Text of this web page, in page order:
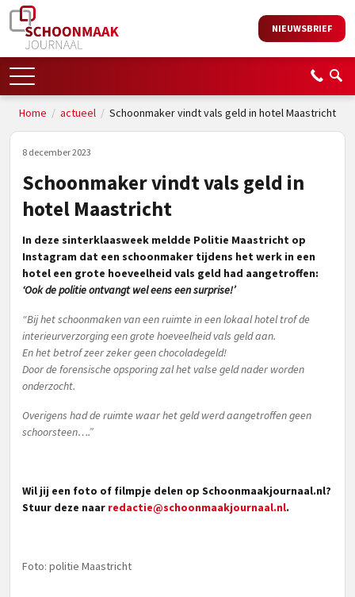
NIEUWSBRIEF
Home / actueel / Schoonmaker vindt vals geld in hotel Maastricht
8 december 2023
Schoonmaker vindt vals geld in
hotel Maastricht
In deze sinterklaasweek meldde Politie Maastricht op
Instagram dat een schoonmaker tijdens het werk in een
hotel een grote hoeveelheid vals geld had aangetroffen:
‘Ook de politie ontvangt wel eens een surprise!’
“Bij het schoonmaken van een ruimte in een lokaal hotel trof de
interieurverzorging een grote hoeveelheid vals geld aan.
En het betrof zeer zeker geen chocoladegeld!
Door de forensische opsporing zal het valse geld nader worden
onderzocht.
Overigens had de ruimte waar het geld werd aangetroffen geen
schoorsteen….”
Wil jij een foto of filmpje delen op Schoonmaakjournaal.nl?
Stuur deze naar redactie@schoonmaakjournaal.nl.
Foto: politie Maastricht